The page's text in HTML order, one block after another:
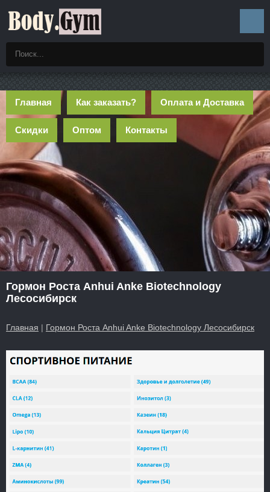
Главная Как заказать? Оплата и Доставка
Скидки Оптом Контакты
Гормон Роста Anhui Anke Biotechnology
Лесосибирск
Главная | Гормон Роста Anhui Anke Biotechnology Лесосибирск